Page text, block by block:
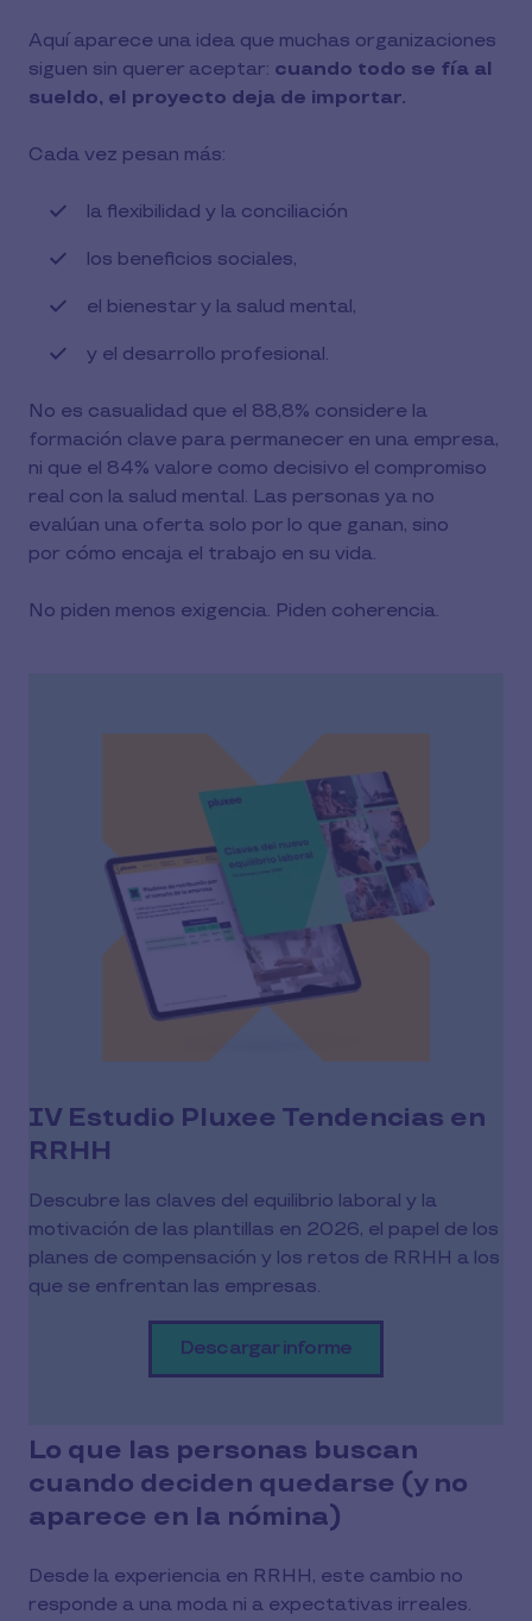
Aquí aparece una idea que muchas organizaciones
siguen sin querer aceptar: cuando todo se fía al
sueldo, el proyecto deja de importar.
Cada vez pesan más:
la flexibilidad y la conciliación
los beneficios sociales,
el bienestar y la salud mental,
y el desarrollo profesional.
No es casualidad que el 88,8% considere la
formación clave para permanecer en una empresa,
ni que el 84% valore como decisivo el compromiso
real con la salud mental. Las personas ya no
evalúan una oferta solo por lo que ganan, sino
por cómo encaja el trabajo en su vida.
No piden menos exigencia. Piden coherencia.
IV Estudio Pluxee Tendencias en
RRHH
Descubre las claves del equilibrio laboral y la
motivación de las plantillas en 2026, el papel de los
planes de compensación y los retos de RRHH a los
que se enfrentan las empresas.
Descargar informe
Lo que las personas buscan
cuando deciden quedarse (y no
aparece en la nómina)
Desde la experiencia en RRHH, este cambio no
responde a una moda ni a expectativas irreales.